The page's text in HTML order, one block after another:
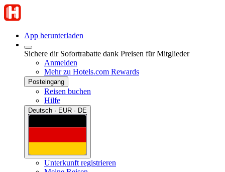
App herunterladen
Sichere dir Sofortrabatte dank Preisen für Mitglieder
Anmelden
Mehr zu Hotels.com Rewards
Posteingang
Reisen buchen
Hilfe
Deutsch · EUR · DE
Unterkunft registrieren